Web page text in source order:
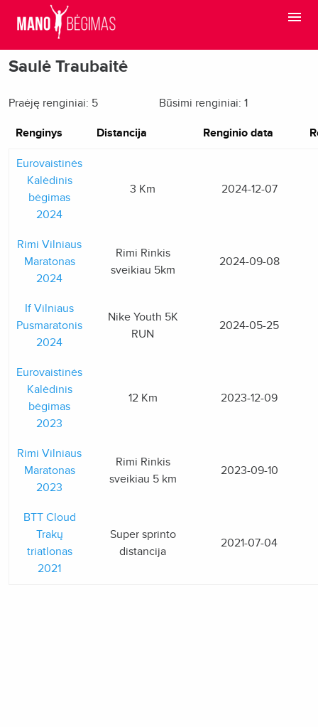
Saulė Traubaitė
Praėję renginiai: 5 Būsimi renginiai: 1
Renginys Distancija Renginio data
Eurovaistinės
Kalėdinis
bėgimas
2024
3 Km 2024-12-07
Rimi Vilniaus
Maratonas
2024
Rimi Rinkis
sveikiau 5km
2024-09-08
If Vilniaus
Pusmaratonis
2024
Nike Youth 5K
RUN
2024-05-25
Eurovaistinės
Kalėdinis
bėgimas
2023
12 Km 2023-12-09
Rimi Vilniaus
Maratonas
2023
Rimi Rinkis
sveikiau 5 km
2023-09-10
BTT Cloud
Trakų
triatlonas
2021
Super sprinto
distancija
2021-07-04